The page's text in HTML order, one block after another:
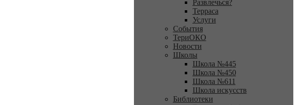
Развлечься?
Терраса
Услуги
События
ТериОКО
Новости
Школы
Школа №445
Школа №450
Школа №611
Школа искусств
Библиотеки